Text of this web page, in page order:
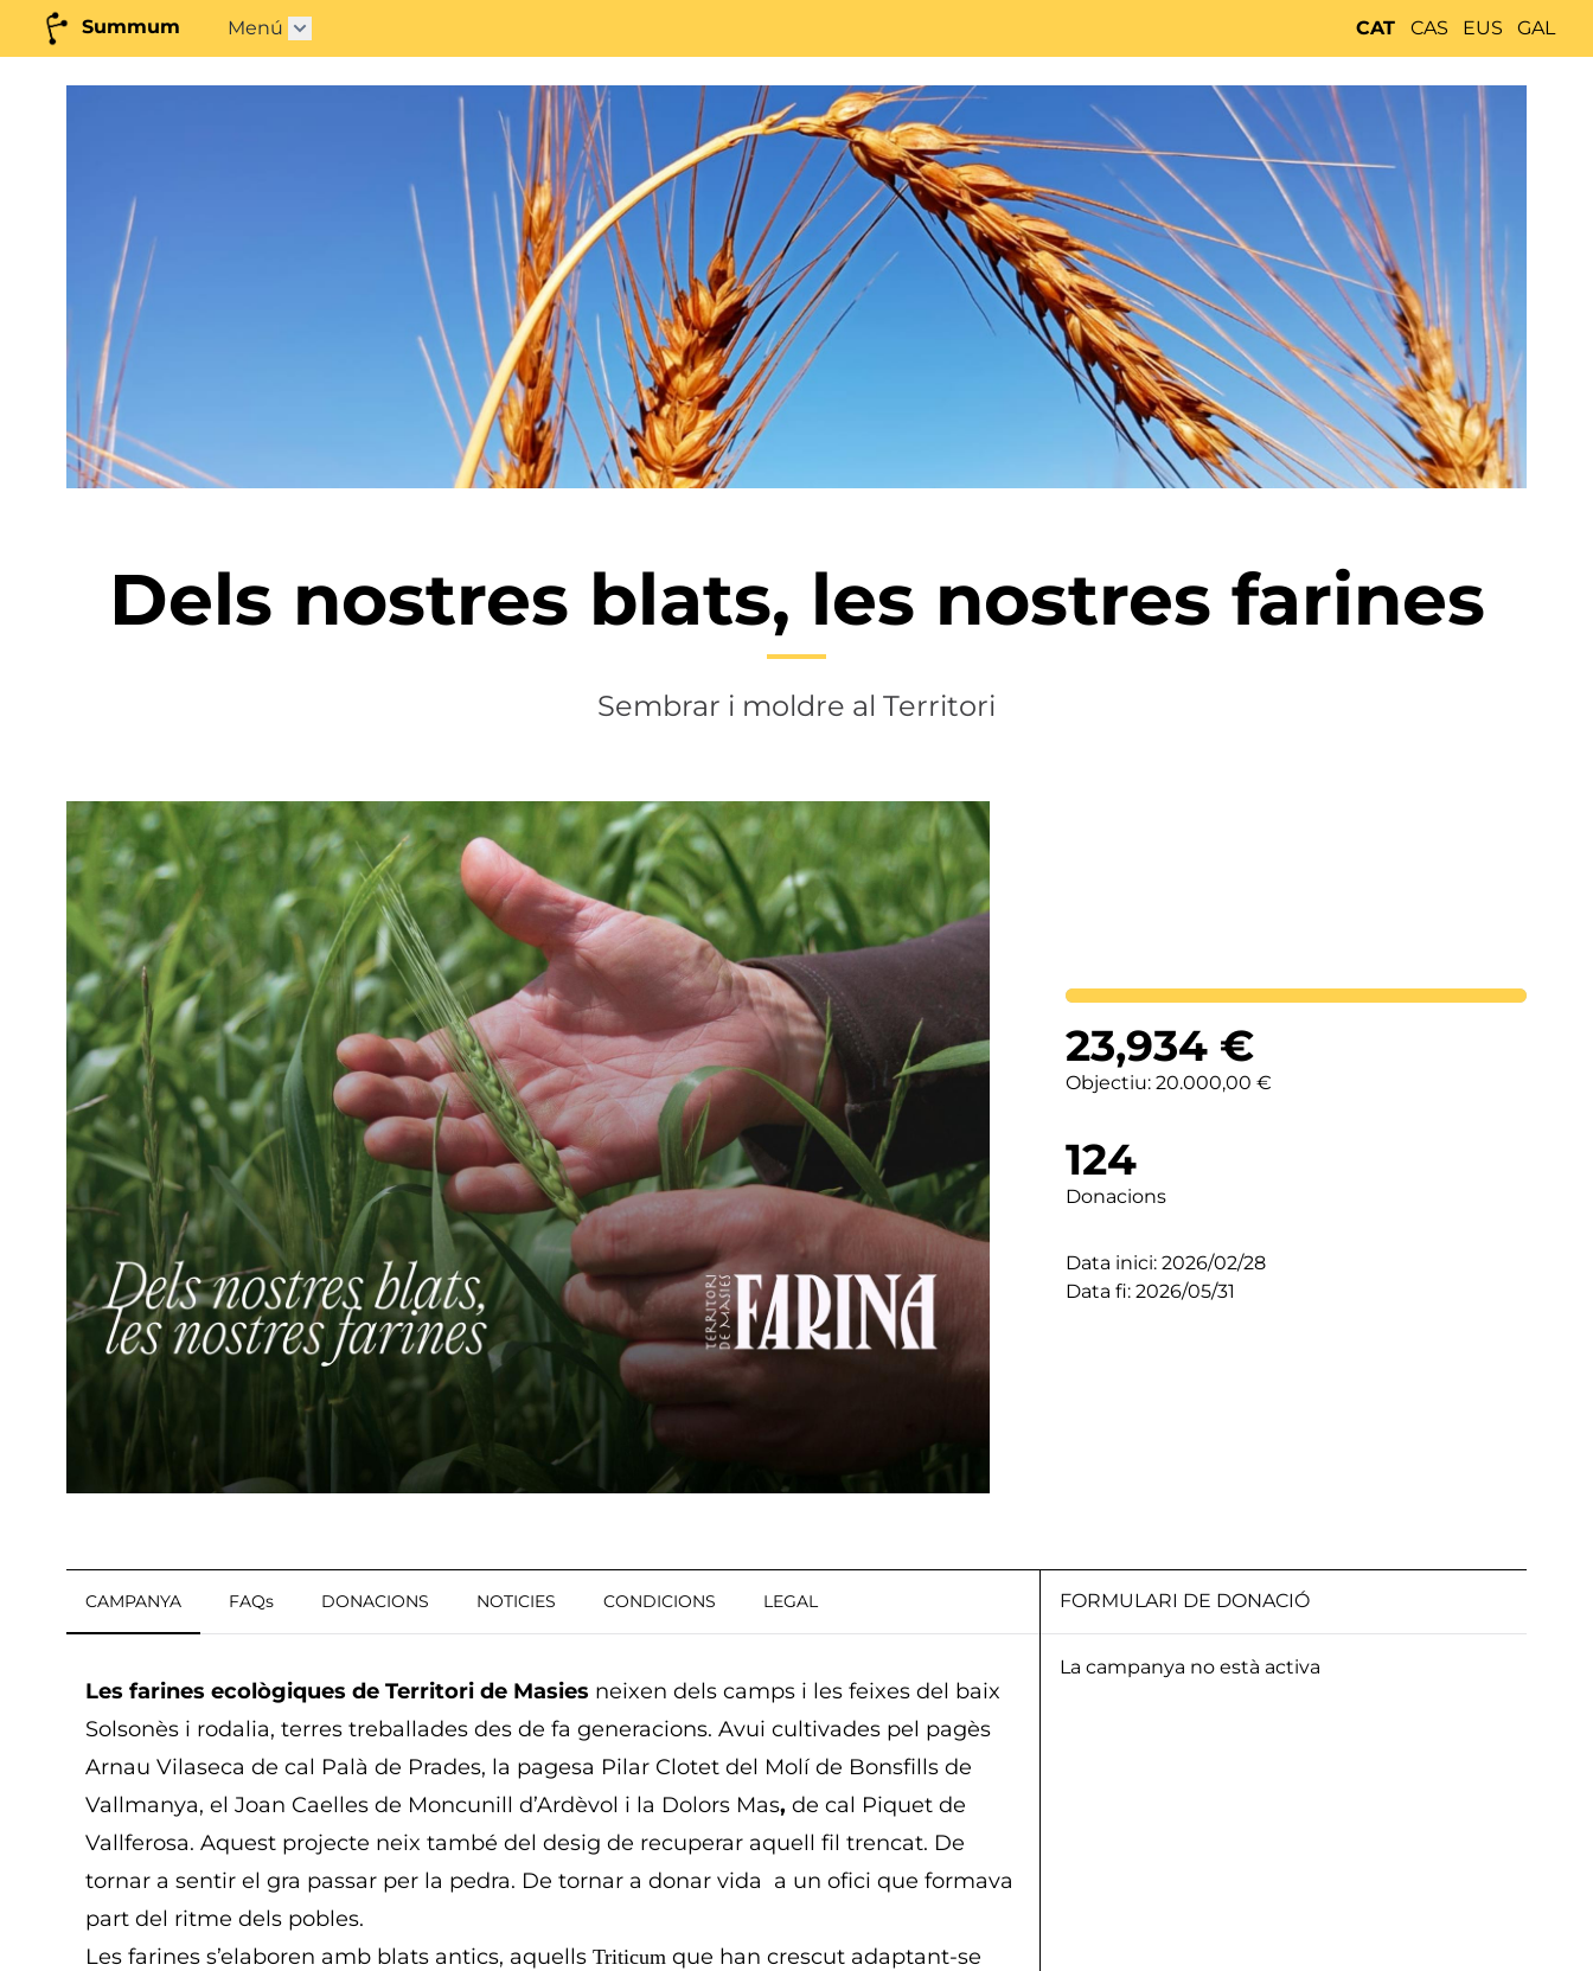
Summum Menú Obrir submenú" CAT CAS EUS GAL
Dels nostres blats, les nostres farines
Sembrar i moldre al Territori
Lortutakoa
23,934€
Objectiu: 20.000,00 €
124
Donacions
Data inici: 2026/02/28
Data fi: 2026/05/31
CAMPANYA FAQs DONACIONS NOTICIES CONDICIONS LEGAL
Les farines ecològiques de Territori de Masies neixen dels camps i les feixes del baix
Solsonès i rodalia, terres treballades des de fa generacions. Avui cultivades pel pagès
Arnau Vilaseca de cal Palà de Prades, la pagesa Pilar Clotet del Molí de Bonsfills de
Vallmanya, el Joan Caelles de Moncunill d’Ardèvol i la Dolors Mas, de cal Piquet de
Vallferosa. Aquest projecte neix també del desig de recuperar aquell fil trencat. De
tornar a sentir el gra passar per la pedra. De tornar a donar vida a un ofici que formava
part del ritme dels pobles.
Les farines s’elaboren amb blats antics, aquells Triticum que han crescut adaptant-se
FORMULARI DE DONACIÓ
La campanya no està activa